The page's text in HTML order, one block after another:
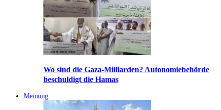
Wo sind die Gaza-Milliarden? Autonomiebehörde
beschuldigt die Hamas
Meinung